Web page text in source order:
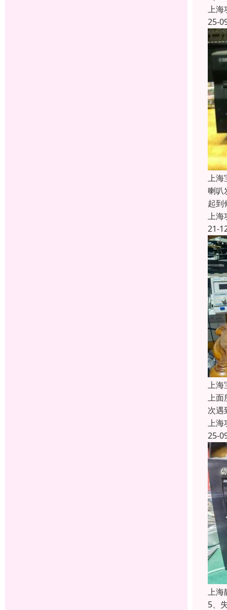
上海
25-
上海
喇叭
起到
上海
21-
上海
上面
次遇
上海
25-
上海
5、